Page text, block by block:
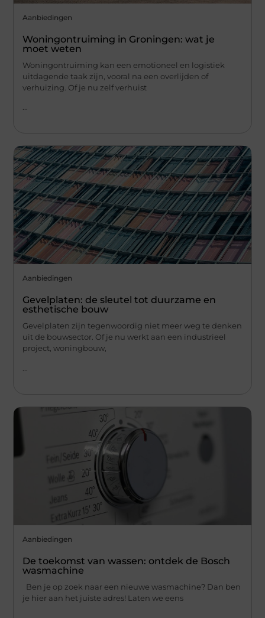
Aanbiedingen
Woningontruiming in Groningen: wat je
moet weten
Woningontruiming kan een emotioneel en logistiek
uitdagende taak zijn, vooral na een overlijden of
verhuizing. Of je nu zelf verhuist
...
Aanbiedingen
Gevelplaten: de sleutel tot duurzame en
esthetische bouw
Gevelplaten zijn tegenwoordig niet meer weg te denken
uit de bouwsector. Of je nu werkt aan een industrieel
project, woningbouw,
Aanbiedingen
De toekomst van wassen: ontdek de Bosch
wasmachine
Ben je op zoek naar een nieuwe wasmachine? Dan ben
je hier aan het juiste adres! Laten we eens